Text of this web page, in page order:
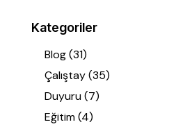
Kategoriler
Blog(31)
Çalıştay(35)
Duyuru(7)
Eğitim(4)